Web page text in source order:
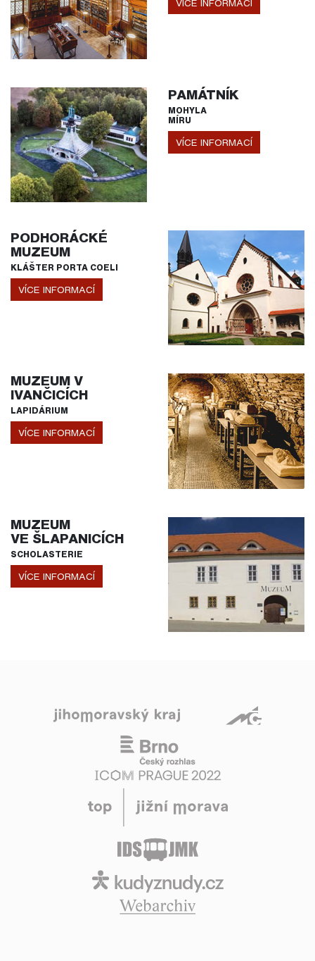
VÍCE INFORMACÍ
PAMÁTNÍK
MOHYLA
MÍRU
VÍCE INFORMACÍ
PODHORÁCKÉ
MUZEUM
KLÁŠTER PORTA COELI
VÍCE INFORMACÍ
MUZEUM V
IVANČICÍCH
LAPIDÁRIUM
VÍCE INFORMACÍ
MUZEUM
VE ŠLAPANICÍCH
SCHOLASTERIE
VÍCE INFORMACÍ